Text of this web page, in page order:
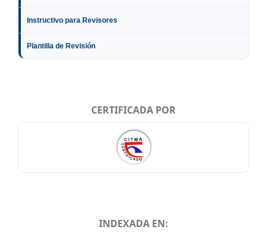
Instructivo para Revisores
Plantilla de Revisión
CERTIFICADA POR
INDEXADA EN: